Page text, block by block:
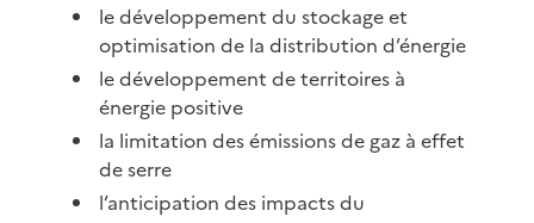
le développement du stockage et
optimisation de la distribution d’énergie
le développement de territoires à
énergie positive
la limitation des émissions de gaz à effet
de serre
l’anticipation des impacts du